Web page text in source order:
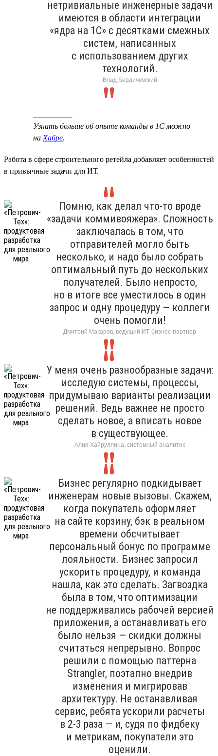
нетривиальные инженерные задачи
имеются в области интеграции
«ядра на 1С» с десятками смежных
систем, написанных
с использованием других
технологий.
Влад Бердичевский
Узнать больше об опыте команды в 1С можно
на Хабре.
Работа в сфере строительного ретейла добавляет особенностей
в привычные задачи для ИТ.
Помню, как делал что-то вроде
«задачи коммивояжера». Сложность
заключалась в том, что
отправителей могло быть
несколько, и надо было собрать
оптимальный путь до нескольких
получателей. Было непросто,
но в итоге все уместилось в один
запрос и одну процедуру — коллеги
очень помогли!
Дмитрий Макаров, ведущий ИТ-бизнес-партнер
У меня очень разнообразные задачи:
исследую системы, процессы,
придумываю варианты реализации
решений. Ведь важнее не просто
сделать новое, а вписать новое
в существующее.
Алия Хайруллина, системный аналитик
Бизнес регулярно подкидывает
инженерам новые вызовы. Скажем,
когда покупатель оформляет
на сайте корзину, бэк в реальном
времени обсчитывает
персональный бонус по программе
лояльности. Бизнес запросил
ускорить процедуру, и команда
нашла, как это сделать. Загвоздка
была в том, что оптимизации
не поддерживались рабочей версией
приложения, а останавливать его
было нельзя — скидки должны
считаться непрерывно. Вопрос
решили с помощью паттерна
Strangler, поэтапно внедрив
изменения и мигрировав
архитектуру. Не останавливая
сервис, ребята ускорили расчеты
в 2‑3 раза — и, судя по фидбеку
и метрикам, покупатели это
оценили.